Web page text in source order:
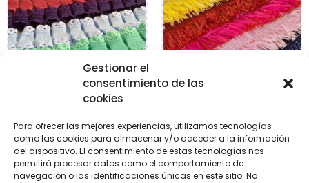
Gestionar el
consentimiento de las
cookies
Para ofrecer las mejores experiencias, utilizamos tecnologías
como las cookies para almacenar y/o acceder a la información
del dispositivo. El consentimiento de estas tecnologías nos
permitirá procesar datos como el comportamiento de
navegación o las identificaciones únicas en este sitio. No
Plisados de algodón
€2,55
Flecos de fantasía
€5,95